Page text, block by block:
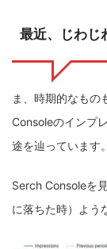
最近、じわじ
ま、時期的なも
Consoleのインプ
途を辿っています。
Serch Consoleを
に落ちた時）よう